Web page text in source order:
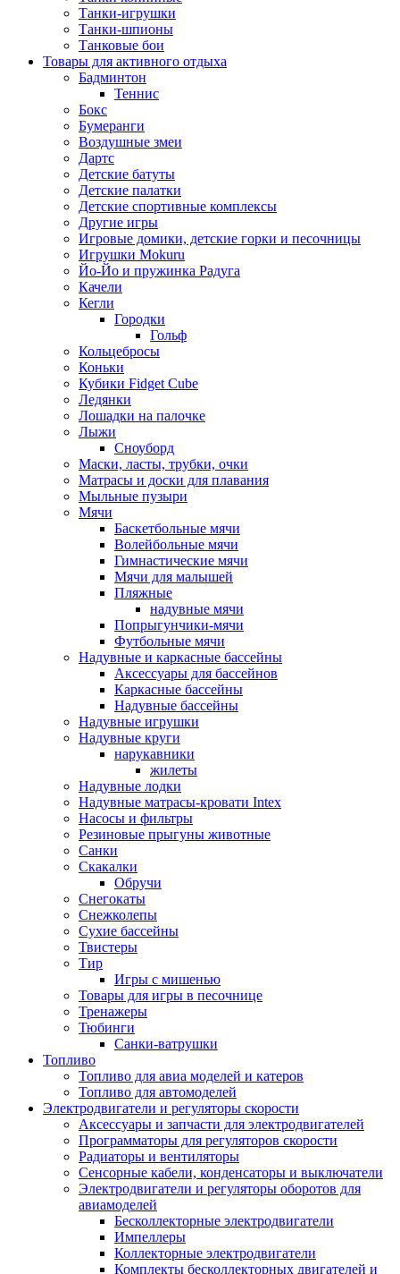
Танки-игрушки
Танки-шпионы
Танковые бои
Товары для активного отдыха
Бадминтон
Теннис
Бокс
Бумеранги
Воздушные змеи
Дартс
Детские батуты
Детские палатки
Детские спортивные комплексы
Другие игры
Игровые домики, детские горки и песочницы
Игрушки Mokuru
Йо-Йо и пружинка Радуга
Качели
Кегли
Городки
Гольф
Кольцебросы
Коньки
Кубики Fidget Cube
Ледянки
Лошадки на палочке
Лыжи
Сноуборд
Маски, ласты, трубки, очки
Матрасы и доски для плавания
Мыльные пузыри
Мячи
Баскетбольные мячи
Волейбольные мячи
Гимнастические мячи
Мячи для малышей
Пляжные
надувные мячи
Попрыгунчики-мячи
Футбольные мячи
Надувные и каркасные бассейны
Аксессуары для бассейнов
Каркасные бассейны
Надувные бассейны
Надувные игрушки
Надувные круги
нарукавники
жилеты
Надувные лодки
Надувные матрасы-кровати Intex
Насосы и фильтры
Резиновые прыгуны животные
Санки
Скакалки
Обручи
Снегокаты
Снежколепы
Сухие бассейны
Твистеры
Тир
Игры с мишенью
Товары для игры в песочнице
Тренажеры
Тюбинги
Санки-ватрушки
Топливо
Топливо для авиа моделей и катеров
Топливо для автомоделей
Электродвигатели и регуляторы скорости
Аксессуары и запчасти для электродвигателей
Программаторы для регуляторов скорости
Радиаторы и вентиляторы
Сенсорные кабели, конденсаторы и выключатели
Электродвигатели и регуляторы оборотов для
авиамоделей
Бесколлекторные электродвигатели
Импеллеры
Коллекторные электродвигатели
Комплекты бесколлекторных двигателей и